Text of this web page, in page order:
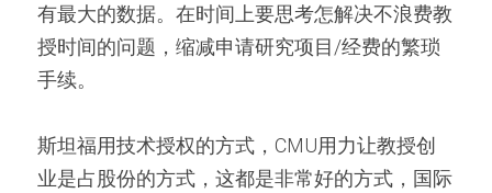
有最大的数据。在时间上要思考怎解决不浪费教
授时间的问题，缩减申请研究项目/经费的繁琐
手续。
斯坦福用技术授权的方式，CMU用力让教授创
业是占股份的方式，这都是非常好的方式，国际